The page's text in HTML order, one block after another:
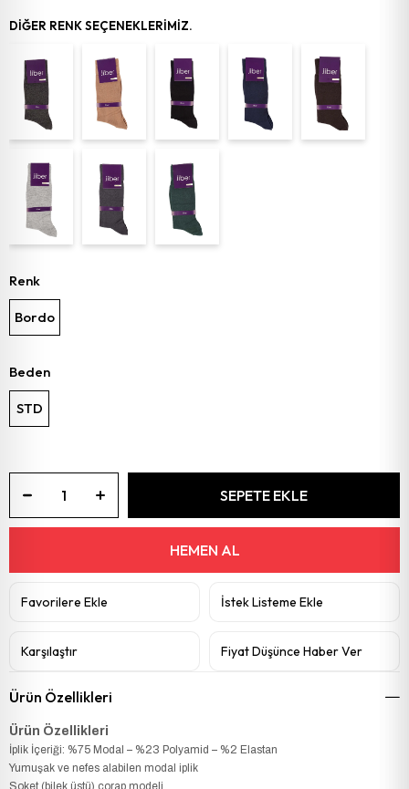
DIĞER RENK SEÇENEKLERIMIZ.
Renk
Bordo
Beden
STD
Favorilere Ekle İstek Listeme Ekle
Karşılaştır Fiyat Düşünce Haber Ver
Ürün Özellikleri
Ürün Özellikleri
İplik İçeriği: %75 Modal – %23 Polyamid – %2 Elastan
Yumuşak ve nefes alabilen modal iplik
Soket (bilek üstü) çorap modeli